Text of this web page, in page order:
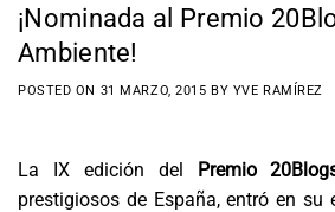
¡Nominada al Premio
Ambiente!
POSTED ON 31 MARZO, 2015 BY YVE RAMÍREZ
La IX edición del Premio
prestigiosos de España, entró en su